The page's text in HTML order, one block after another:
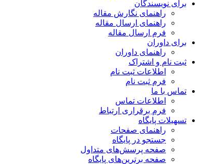
برای نویسندگان
راهنمای نگارش مقاله
راهنمای ارسال مقاله
فرم ارسال مقاله
برای داوران
راهنمای داوران
ثبت نام و اشتراک
اطلاعات ثبت نام
فرم ثبت نام
تماس با ما
اطلاعات تماس
فرم برقراری ارتباط
تسهیلات پایگاه
راهنمای صفحات
جستجو در پایگاه
صفحه پرسش‌های متداول
صفحه برترین‌های پایگاه